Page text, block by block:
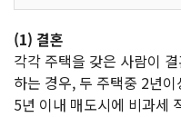
(1) 결혼
각각 주택을 갖은 사람이
하는 경우, 두 주택중 2년
5년 이내 매도시에 비과세